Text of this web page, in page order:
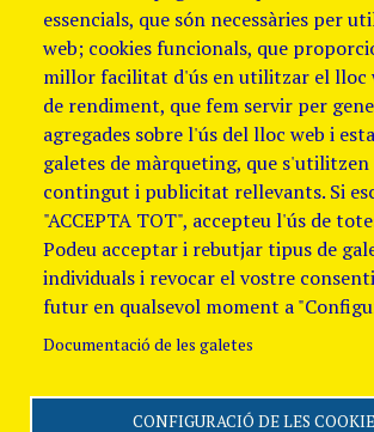
essencials, que són necessàries per
web; cookies funcionals, que
millor facilitat d'ús en utilitzar el lloc
de rendiment, que fem servir per
agregades sobre l'ús del lloc web i
galetes de màrqueting, que
contingut i publicitat rellevants. Si
"ACCEPTA TOT", accepteu l'ús de
Podeu acceptar i rebutjar tipus de
individuals i revocar el vostre
futur en qualsevol moment a
Documentació de les galetes
CONFIGURACIÓ DE LES